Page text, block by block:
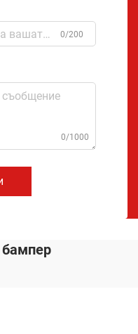
0/200
0/1000